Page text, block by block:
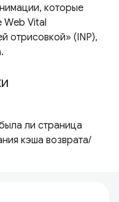
которые
Web Vital
отрисовкой» (INP),
ли страница
кэша возврата/